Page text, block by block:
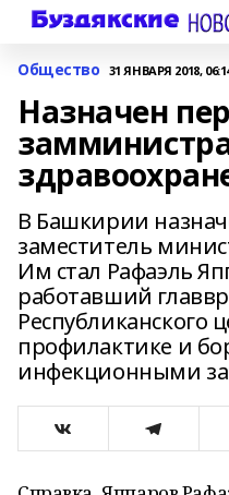
Общество 31 ЯНВАРЯ 2018,
Назначен
В Башкирии
заместитель
Им стал Рафаэль
работавший
Республиканского
профилактике и
инфекционными